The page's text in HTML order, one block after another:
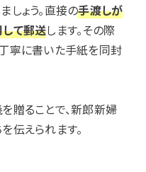
しょう。直接の手渡しが
て郵送します。その際
寧に書いた手紙を同封
贈ることで、新郎新婦
伝えられます。